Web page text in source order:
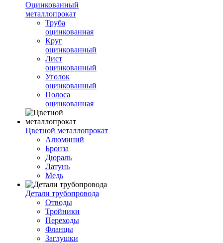
Оцинкованный
металлопрокат
Труба
оцинкованная
Круг
оцинкованный
Лист
оцинкованный
Уголок
оцинкованный
Полоса
оцинкованная
Цветной металлопрокат
Алюминий
Бронза
Дюраль
Латунь
Медь
Детали трубопровода
Отводы
Тройники
Переходы
Фланцы
Заглушки